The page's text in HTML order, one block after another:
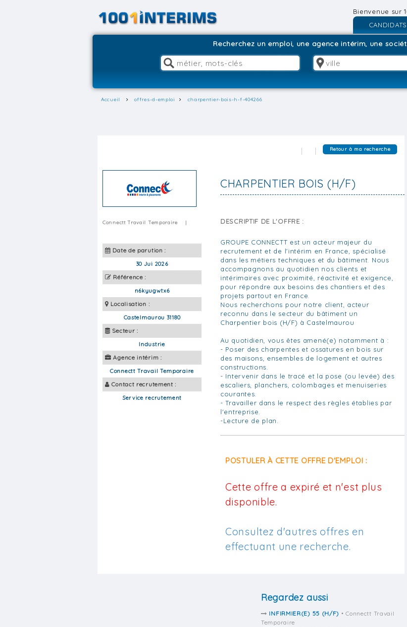
Bienvenue sur
CANDIDATS
Inscription
Recherchez un emploi, une agence intérim, une
Accueil offres-d-emploi charpentier-bois-h-f-404266
Retour à ma recherche
CHARPENTIER BOIS (H/F)
Connectt Travail Temporaire |
Date de parution :
30 Jui 2026
Référence :
n6kyugwtx6
Localisation :
Castelmaurou 31180
Secteur :
Industrie
Agence intérim :
Connectt Travail Temporaire
Contact recrutement :
Service recrutement
DESCRIPTIF DE L'OFFRE :
GROUPE CONNECTT est un acteur majeur du
recrutement et de l'intérim en France, spécialisé
dans les métiers techniques et du bâtiment. Nous
accompagnons au quotidien nos clients et
intérimaires avec proximité, réactivité et exigence,
pour répondre aux besoins des chantiers et des
projets partout en France.
Nous recherchons pour notre client, acteur
reconnu dans le secteur du bâtiment un
Charpentier bois (H/F) à Castelmaurou
Au quotidien, vous êtes amené(e) notamment à :
- Poser des charpentes et ossatures en bois sur
des maisons, ensembles de logement et autres
constructions.
- Intervenir dans le tracé et la pose (ou levée) des
escaliers, planchers, colombages et menuiseries
courantes.
- Travailler dans le respect des règles établies par
l'entreprise.
-Lecture de plan.
POSTULER À CETTE OFFRE D'EMPLOI :
Cette offre a expiré et n'est plus
disponible.
Consultez d'autres offres en
effectuant une recherche.
Regardez aussi
INFIRMIER(E) 55 (H/F) • Connectt Travail
Temporaire